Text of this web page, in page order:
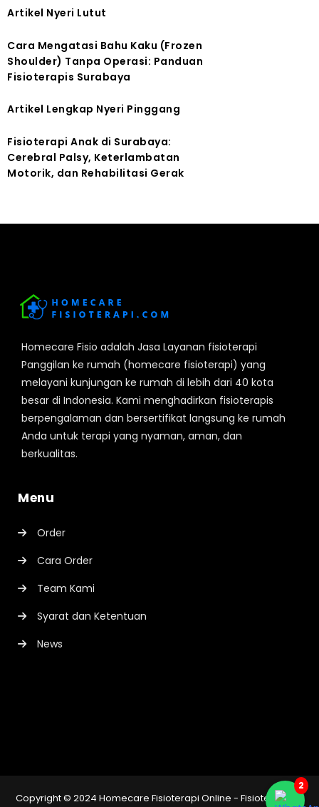
Artikel Nyeri Lutut
Cara Mengatasi Bahu Kaku (Frozen
Shoulder) Tanpa Operasi: Panduan
Fisioterapis Surabaya
Artikel Lengkap Nyeri Pinggang
Fisioterapi Anak di Surabaya:
Cerebral Palsy, Keterlambatan
Motorik, dan Rehabilitasi Gerak
Homecare Fisio adalah Jasa Layanan fisioterapi
Panggilan ke rumah (homecare fisioterapi) yang
melayani kunjungan ke rumah di lebih dari 40 kota
besar di Indonesia. Kami menghadirkan fisioterapis
berpengalaman dan bersertifikat langsung ke rumah
Anda untuk terapi yang nyaman, aman, dan
berkualitas.
Menu
Order
Cara Order
Team Kami
Syarat dan Ketentuan
News
2
Copyright © 2024 Homecare Fisioterapi Online - Fisioterapi ke